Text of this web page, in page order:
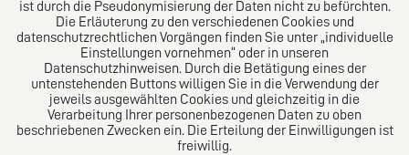
ist durch die Pseudonymisierung der Daten nicht zu befürchten.
Die Erläuterung zu den verschiedenen Cookies und
datenschutzrechtlichen Vorgängen finden Sie unter „individuelle
Einstellungen vornehmen“ oder in unseren
Datenschutzhinweisen. Durch die Betätigung eines der
untenstehenden Buttons willigen Sie in die Verwendung der
jeweils ausgewählten Cookies und gleichzeitig in die
Verarbeitung Ihrer personenbezogenen Daten zu oben
beschriebenen Zwecken ein. Die Erteilung der Einwilligungen ist
freiwillig.